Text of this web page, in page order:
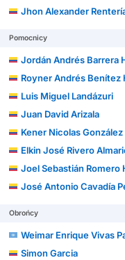
Jhon Alexander
Pomocnicy
Jordán Andrés Barrera
Royner Andrés Benítez
Luis Miguel Landázuri
Juan David Arizala
Kener Nicolas González
Elkin José Rivero
Joel Sebastián Romero
José Antonio Cavadía
Obrońcy
Weimar Enrique Vivas
Simon Garcia